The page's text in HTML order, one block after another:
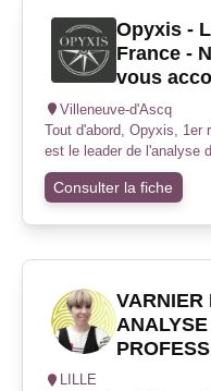
Opyxis -
France -
vous
Villeneuve-d'Ascq
Tout d'abord, Opyxis, 1er
est le leader de l'analyse
Consulter la fiche
VARNIER
LILLE